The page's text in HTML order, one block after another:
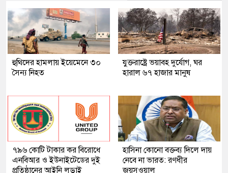
হুথিদের হামলায় ইয়েমেনে ৩০
সৈন্য নিহত
যুক্তরাষ্ট্রে ভয়াবহ দুর্যোগ, ঘর
হারাল ৬৭ হাজার মানুষ
৭৯৬ কোটি টাকার কর বিরোধে
এনবিআর ও ইউনাইটেডের দুই
প্রতিষ্ঠানের আইনি লড়াই
হাসিনা কোনো বক্তব্য দিলে দায়
নেবে না ভারত: রণধীর
জয়সওয়াল